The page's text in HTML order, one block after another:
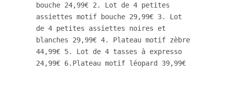
bouche 24,99€ 2. Lot de 4 petites
assiettes motif bouche 29,99€ 3. Lot
de 4 petites assiettes noires et
blanches 29,99€ 4. Plateau motif zèbre
44,99€ 5. Lot de 4 tasses à expresso
24,99€ 6.Plateau motif léopard 39,99€